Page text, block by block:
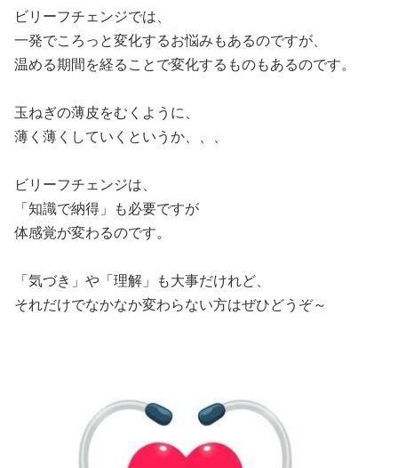
ビリーフチェンジでは、
一発でころっと変化するお悩みもあるのですが、
温める期間を経ることで変化するものもあるのです。
玉ねぎの薄皮をむくように、
薄く薄くしていくというか、、、
ビリーフチェンジは、
「知識で納得」も必要ですが
体感覚が変わるのです。
「気づき」や「理解」も大事だけれど、
それだけでなかなか変わらない方はぜひどうぞ～